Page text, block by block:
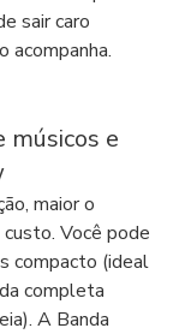
sair caro
acompanha.
músicos e
maior o
Você pode
compacto (ideal
completa
A Banda